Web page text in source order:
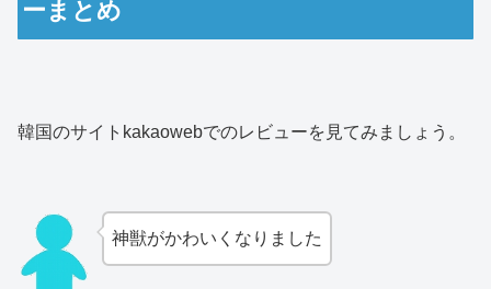
ーまとめ
韓国のサイトkakaowebでのレビューを見てみましょう。
神獣がかわいくなりました